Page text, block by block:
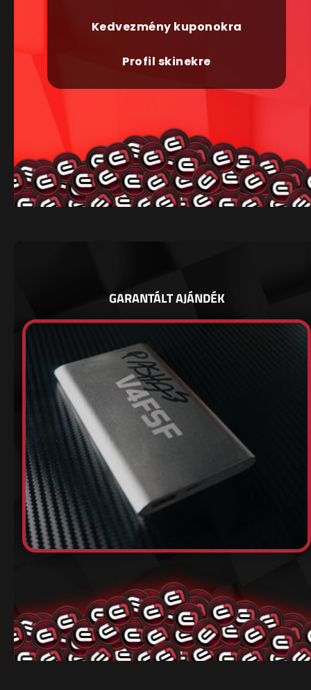
Kedvezmény kuponokra
Profil skinekre
GARANTÁLT AJÁNDÉK